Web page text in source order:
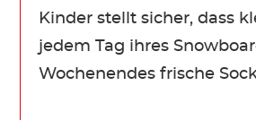
Kinder stellt sicher, dass
jedem Tag ihres
Wochenendes frische